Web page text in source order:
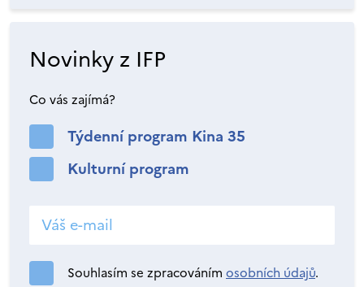
Novinky z IFP
Co vás zajímá?
Týdenní program Kina 35
Kulturní program
Souhlasím se zpracováním osobních údajů.